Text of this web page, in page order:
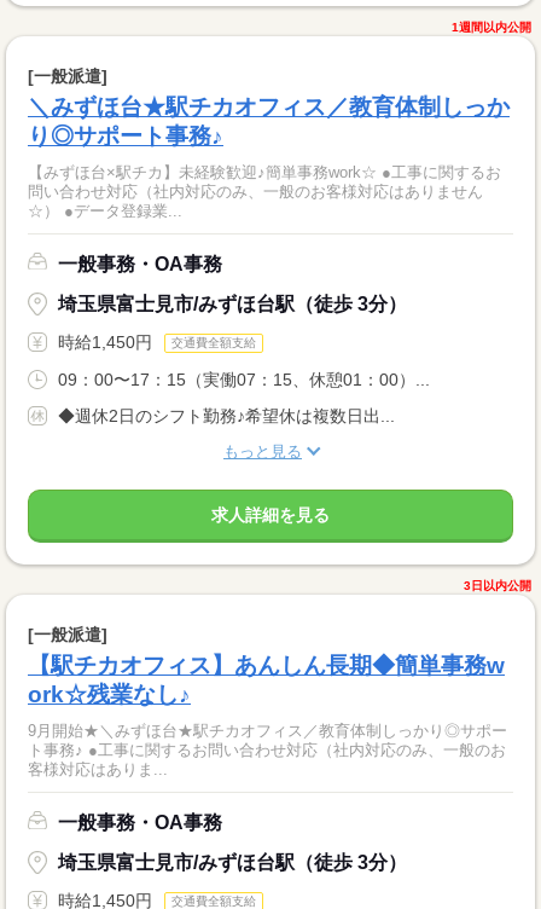
1週間以内公開
[一般派遣]
＼みずほ台★駅チカオフィス／教育体制しっか
り◎サポート事務♪
【みずほ台×駅チカ】未経験歓迎♪簡単事務work☆ ●工事に関するお
問い合わせ対応（社内対応のみ、一般のお客様対応はありません
☆） ●データ登録業...
一般事務・OA事務
埼玉県富士見市/みずほ台駅（徒歩 3分）
時給1,450円 交通費全額支給
09：00〜17：15（実働07：15、休憩01：00）...
◆週休2日のシフト勤務♪希望休は複数日出...
もっと見る
求人詳細を見る
3日以内公開
[一般派遣]
【駅チカオフィス】あんしん長期◆簡単事務w
ork☆残業なし♪
9月開始★＼みずほ台★駅チカオフィス／教育体制しっかり◎サポー
ト事務♪ ●工事に関するお問い合わせ対応（社内対応のみ、一般のお
客様対応はありま...
一般事務・OA事務
埼玉県富士見市/みずほ台駅（徒歩 3分）
時給1,450円 交通費全額支給